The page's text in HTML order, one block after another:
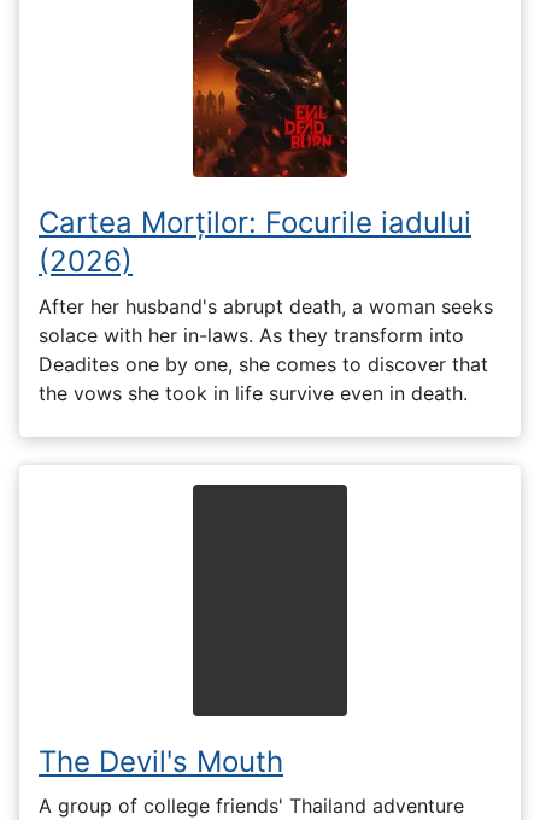
Cartea Morților: Focurile iadului
(2026)
After her husband's abrupt death, a woman seeks
solace with her in-laws. As they transform into
Deadites one by one, she comes to discover that
the vows she took in life survive even in death.
The Devil's Mouth
A group of college friends' Thailand adventure